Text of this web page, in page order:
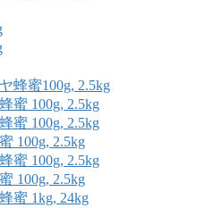
蜂蜜100g, 2.5kg
蜜 100g, 2.5kg
蜜 100g, 2.5kg
100g, 2.5kg
蜜 100g, 2.5kg
100g, 2.5kg
蜜 1kg, 24kg